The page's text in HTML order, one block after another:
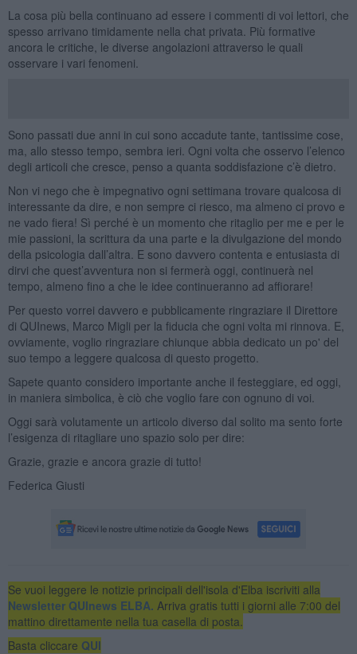
La cosa più bella continuano ad essere i commenti di voi lettori, che
spesso arrivano timidamente nella chat privata. Più formative
ancora le critiche, le diverse angolazioni attraverso le quali
osservare i vari fenomeni.
Sono passati due anni in cui sono accadute tante, tantissime cose,
ma, allo stesso tempo, sembra ieri. Ogni volta che osservo l’elenco
degli articoli che cresce, penso a quanta soddisfazione c’è dietro.
Non vi nego che è impegnativo ogni settimana trovare qualcosa di
interessante da dire, e non sempre ci riesco, ma almeno ci provo e
ne vado fiera! Sì perché è un momento che ritaglio per me e per le
mie passioni, la scrittura da una parte e la divulgazione del mondo
della psicologia dall’altra. E sono davvero contenta e entusiasta di
dirvi che quest’avventura non si fermerà oggi, continuerà nel
tempo, almeno fino a che le idee continueranno ad affiorare!
Per questo vorrei davvero e pubblicamente ringraziare il Direttore
di QUInews, Marco Migli per la fiducia che ogni volta mi rinnova. E,
ovviamente, voglio ringraziare chiunque abbia dedicato un po' del
suo tempo a leggere qualcosa di questo progetto.
Sapete quanto considero importante anche il festeggiare, ed oggi,
in maniera simbolica, è ciò che voglio fare con ognuno di voi.
Oggi sarà volutamente un articolo diverso dal solito ma sento forte
l’esigenza di ritagliare uno spazio solo per dire:
Grazie, grazie e ancora grazie di tutto!
Federica Giusti
Se vuoi leggere le notizie principali dell'isola d'Elba iscriviti alla
Newsletter QUInews ELBA. Arriva gratis tutti i giorni alle 7:00 del
mattino direttamente nella tua casella di posta.
Basta cliccare QUI